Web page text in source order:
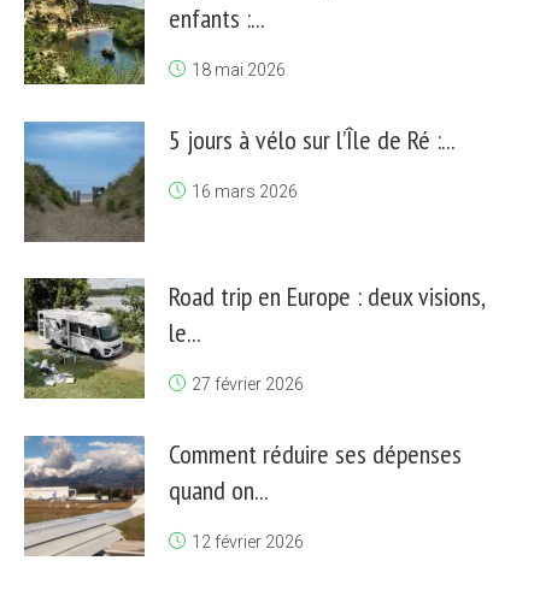
enfants :...
18 mai 2026
5 jours à vélo sur l’Île de Ré :...
16 mars 2026
Road trip en Europe : deux visions,
le...
27 février 2026
Comment réduire ses dépenses
quand on...
12 février 2026